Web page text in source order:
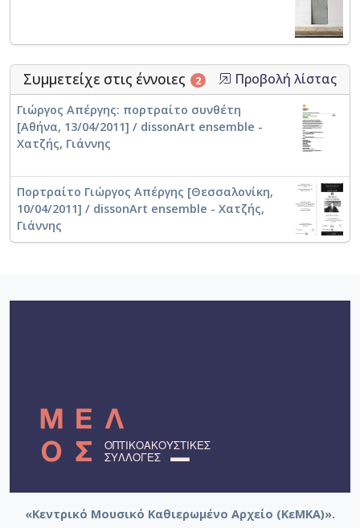
Συμμετείχε στις έννοιες 2 Προβολή λίστας
Γιώργος Απέργης: πορτραίτο συνθέτη
[Αθήνα, 13/04/2011] / dissonArt ensemble -
Χατζής, Γιάννης
Πορτραίτο Γιώργος Απέργης [Θεσσαλονίκη,
10/04/2011] / dissonArt ensemble - Χατζής,
Γιάννης
«Κεντρικό Μουσικό Καθιερωμένο Αρχείο (ΚεΜΚΑ)».